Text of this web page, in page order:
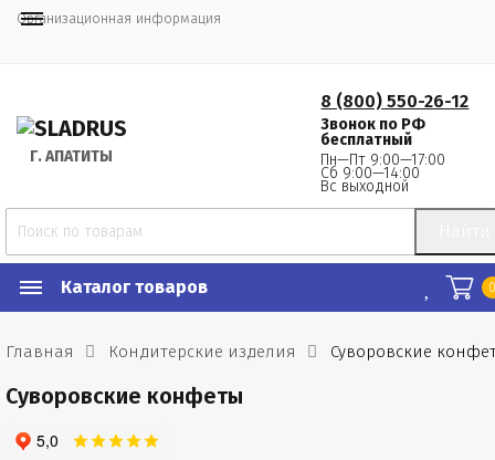
Организационная информация
Г. АПАТИТЫ
8 (800) 550-26-12
Звонок по РФ
бесплатный
Пн—Пт 9:00—17:00
Сб 9:00—14:00
Вс выходной
Каталог товаров
Главная Кондитерские изделия Суворовские
Суворовские конфеты